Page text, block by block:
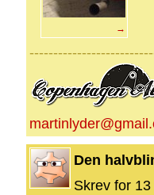
→
Den
Skrev for